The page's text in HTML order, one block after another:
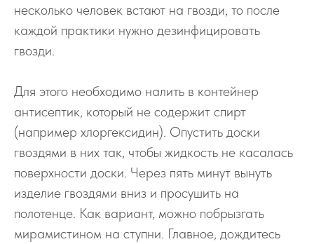
несколько человек встают на гвозди, то после
каждой практики нужно дезинфицировать
гвозди.
Для этого необходимо налить в контейнер
антисептик, который не содержит спирт
(например хлоргексидин). Опустить доски
гвоздями в них так, чтобы жидкость не касалась
поверхности доски. Через пять минут вынуть
изделие гвоздями вниз и просушить на
полотенце. Как вариант, можно побрызгать
мирамистином на ступни. Главное, дождитесь